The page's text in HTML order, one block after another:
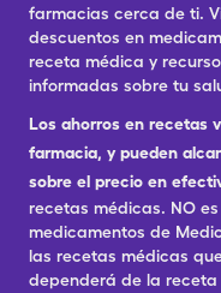
farmacias cerca de ti.
descuentos en
receta médica y
informadas sobre tu
Los ahorros en recetas
farmacia, y pueden
sobre el precio en
recetas médicas. NO
medicamentos de
las recetas médicas
dependerá de la